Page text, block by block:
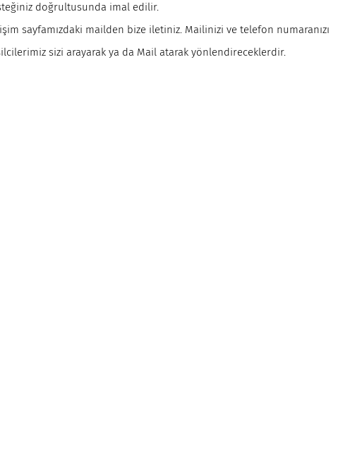
doğrultusunda imal edilir.
sayfamızdaki mailden bize iletiniz. Mailinizi ve telefon numaranızı
sizi arayarak ya da Mail atarak yönlendireceklerdir.